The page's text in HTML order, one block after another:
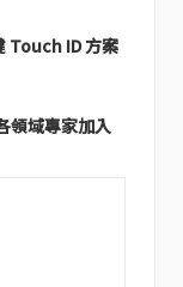
Touch ID 方案
領域專家加入